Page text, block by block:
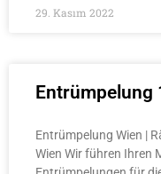
29. Kasım 2022
Entrümpelung
Entrümpelung Wien |
Wien Wir führen Ihren